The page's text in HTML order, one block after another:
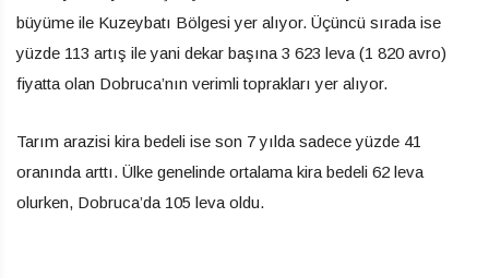
büyüme ile Kuzeybatı Bölgesi yer alıyor. Üçüncü sırada ise
yüzde 113 artış ile yani dekar başına 3 623 leva (1 820 avro)
fiyatta olan Dobruca’nın verimli toprakları yer alıyor.
Tarım arazisi kira bedeli ise son 7 yılda sadece yüzde 41
oranında arttı. Ülke genelinde ortalama kira bedeli 62 leva
olurken, Dobruca’da 105 leva oldu.